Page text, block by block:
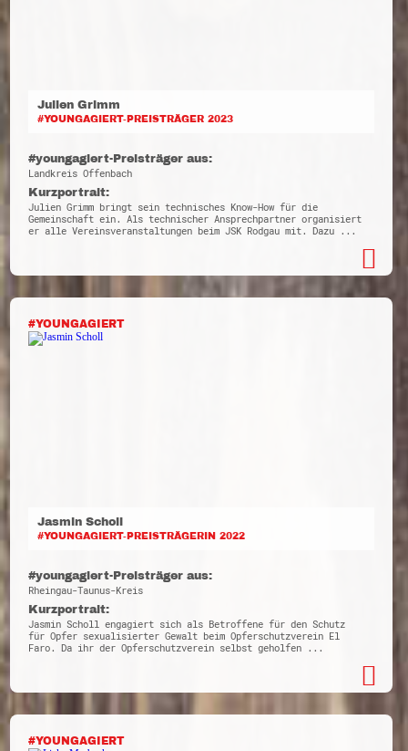
Julien Grimm
#YOUNGAGIERT-PREISTRÄGER 2023
#youngagiert-Preisträger aus:
Landkreis Offenbach
Kurzportrait:
Julien Grimm bringt sein technisches Know-How für die
Gemeinschaft ein. Als technischer Ansprechpartner organisiert
er alle Vereinsveranstaltungen beim JSK Rodgau mit. Dazu ...
#YOUNGAGIERT
Jasmin Scholl
#YOUNGAGIERT-PREISTRÄGERIN 2022
#youngagiert-Preisträger aus:
Rheingau-Taunus-Kreis
Kurzportrait:
Jasmin Scholl engagiert sich als Betroffene für den Schutz
für Opfer sexualisierter Gewalt beim Opferschutzverein El
Faro. Da ihr der Opferschutzverein selbst geholfen ...
#YOUNGAGIERT